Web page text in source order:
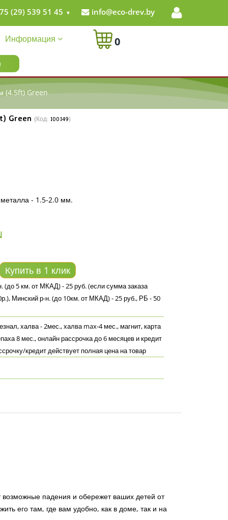
(29) 539 51 45 info@eco-drev.by
Информация 0
(4.5ft) Green
Green (Код: 100149)
- 1.5-2.0 мм.
Купить в 1 клик
(до 5 км. от МКАД) - 25 руб. (если сумма заказа
Минский р-н. (до 10км. от МКАД) - 25 руб., РБ - 50
халва - 2мес., халва max-4 мес., магнит, карта
8 мес., онлайн рассрочка до 6 месяцев и кредит
кредит действует полная цена на товар
возможные падения и обережет ваших детей от
его там, где вам удобно, как в доме, так и на